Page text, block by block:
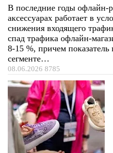
В последние годы офлайн-
аксессуарах работает в
снижения входящего
спад трафика офлайн-
8-15 %, причем
сегменте…
08.06.2026 8785